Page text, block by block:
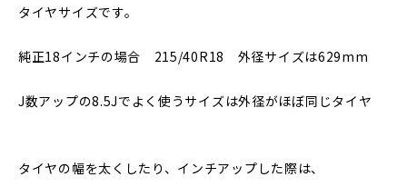
タイヤサイズです。
純正18インチの場合 215/40R18 外径サイズは629mm
J数アップの8.5Jでよく使うサイズは外径がほぼ同じタイヤ
タイヤの幅を太くしたり、インチアップした際は、